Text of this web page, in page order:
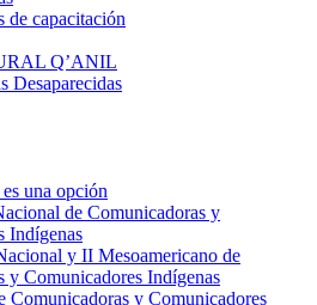
de capacitación
Q’ANIL
Desaparecidas
una opción
de Comunicadoras y
Indígenas
y II Mesoamericano de
y Comunicadores Indígenas
Comunicadoras y Comunicadores